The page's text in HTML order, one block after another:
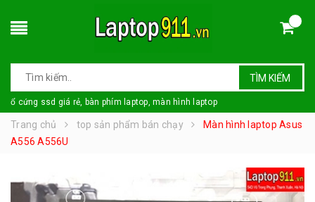
TÌM KIẾM
ổ cứng ssd giá rẻ, bàn phím laptop, màn hình laptop
Trang chủ top sản phẩm bán chạy
Màn hình laptop Asus
A556 A556U